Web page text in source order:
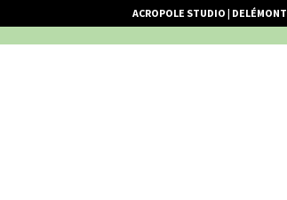
ACROPOLE STUDIO | DELÉMONT